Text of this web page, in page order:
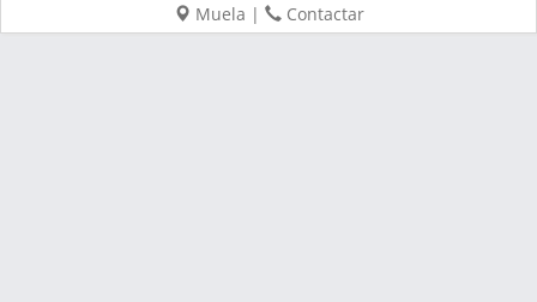
Muela | Contactar